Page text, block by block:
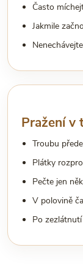
Často
Jakmile
Pražení v
Troubu
Plátky
Pečte jen
V polovině
Po